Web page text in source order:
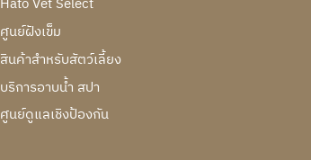
ศูนย์ฝังเข็ม
สินค้าสำหรับสัตว์เลี้ยง
บริการอาบน้ำ สปา
ศูนย์ดูแลเชิงป้องกัน